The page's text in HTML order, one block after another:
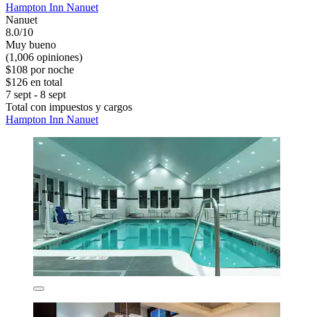
Hampton Inn Nanuet
Nanuet
8.0/10
Muy bueno
(1,006 opiniones)
$108 por noche
$126 en total
7 sept - 8 sept
Total con impuestos y cargos
Hampton Inn Nanuet